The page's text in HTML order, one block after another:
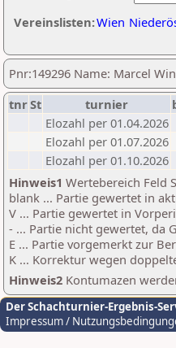
Vereinslisten:Wien
Pnr:149296 Name: Marcel
tnrSt turnier
Elozahl per 01.04.2026
Elozahl per 01.07.2026
Elozahl per 01.10.2026
Hinweis1 Wertebereich Feld
blank ... Partie gewertet in
V ... Partie gewertet in
- ... Partie nicht gewertet, da
E ... Partie vorgemerkt zur
K ... Korrektur wegen
Hinweis2 Kontumazen
Der Schachturnier-Ergebnis-
Impressum /